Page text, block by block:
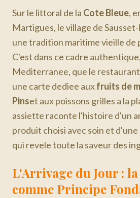
Sur le littoral de la Cote Bleue,
Martigues, le village de
une tradition maritime vieille de
C'est dans ce cadre
Mediterranee, que le
une carte dediee auxfruits de
Pinset aux poissons grilles a la
assiette raconte l'histoire d'un
produit choisi avec soin et
qui revele toute la saveur des
L'Arrivage du Jour :
comme Principe